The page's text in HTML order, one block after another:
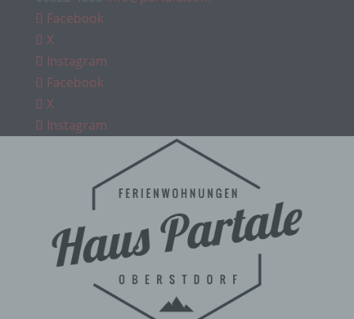
Facebook
X
Instagram
Facebook
X
Instagram